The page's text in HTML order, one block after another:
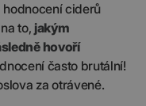
ciderů
to, jakým
hovoří
často brutální!
za otrávené.